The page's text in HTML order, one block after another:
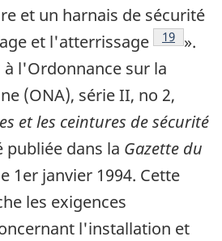
et un harnais de sécurité
et l'atterrissage
Note de
19 ».
l'Ordonnance sur la
(ONA), série II, no 2,
et les ceintures de sécurité
publiée dans la Gazette du
1er janvier 1994. Cette
les exigences
l'installation et